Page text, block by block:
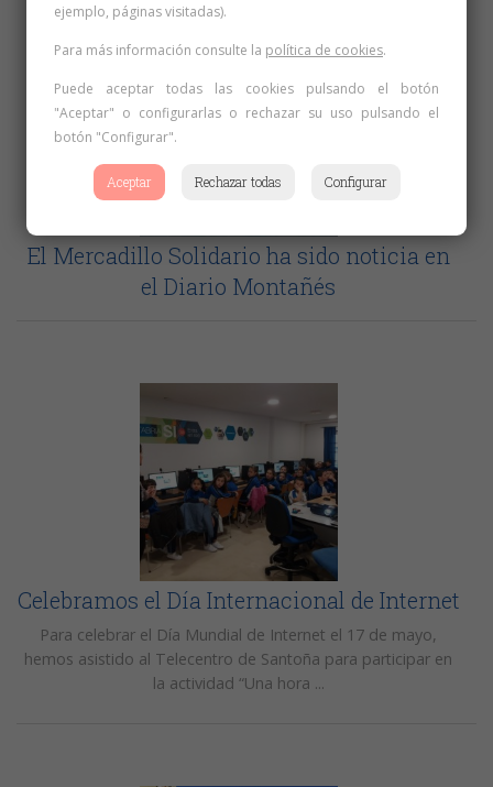
El Mercadillo Solidario ha sido noticia en
el Diario Montañés
Celebramos el Día Internacional de Internet
Para celebrar el Día Mundial de Internet el 17 de mayo,
hemos asistido al Telecentro de Santoña para participar en
la actividad “Una hora ...
ejemplo, páginas visitadas).
Para más información consulte la política de cookies.
Puede aceptar todas las cookies pulsando el botón
"Aceptar" o configurarlas o rechazar su uso pulsando el
botón "Configurar".
Aceptar Rechazar todas Configurar